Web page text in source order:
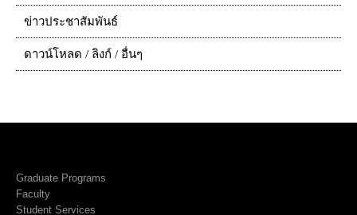
ข่าวประชาสัมพันธ์
ดาวน์โหลด / ลิงก์ / อื่นๆ
Graduate Programs
Faculty
Student Services